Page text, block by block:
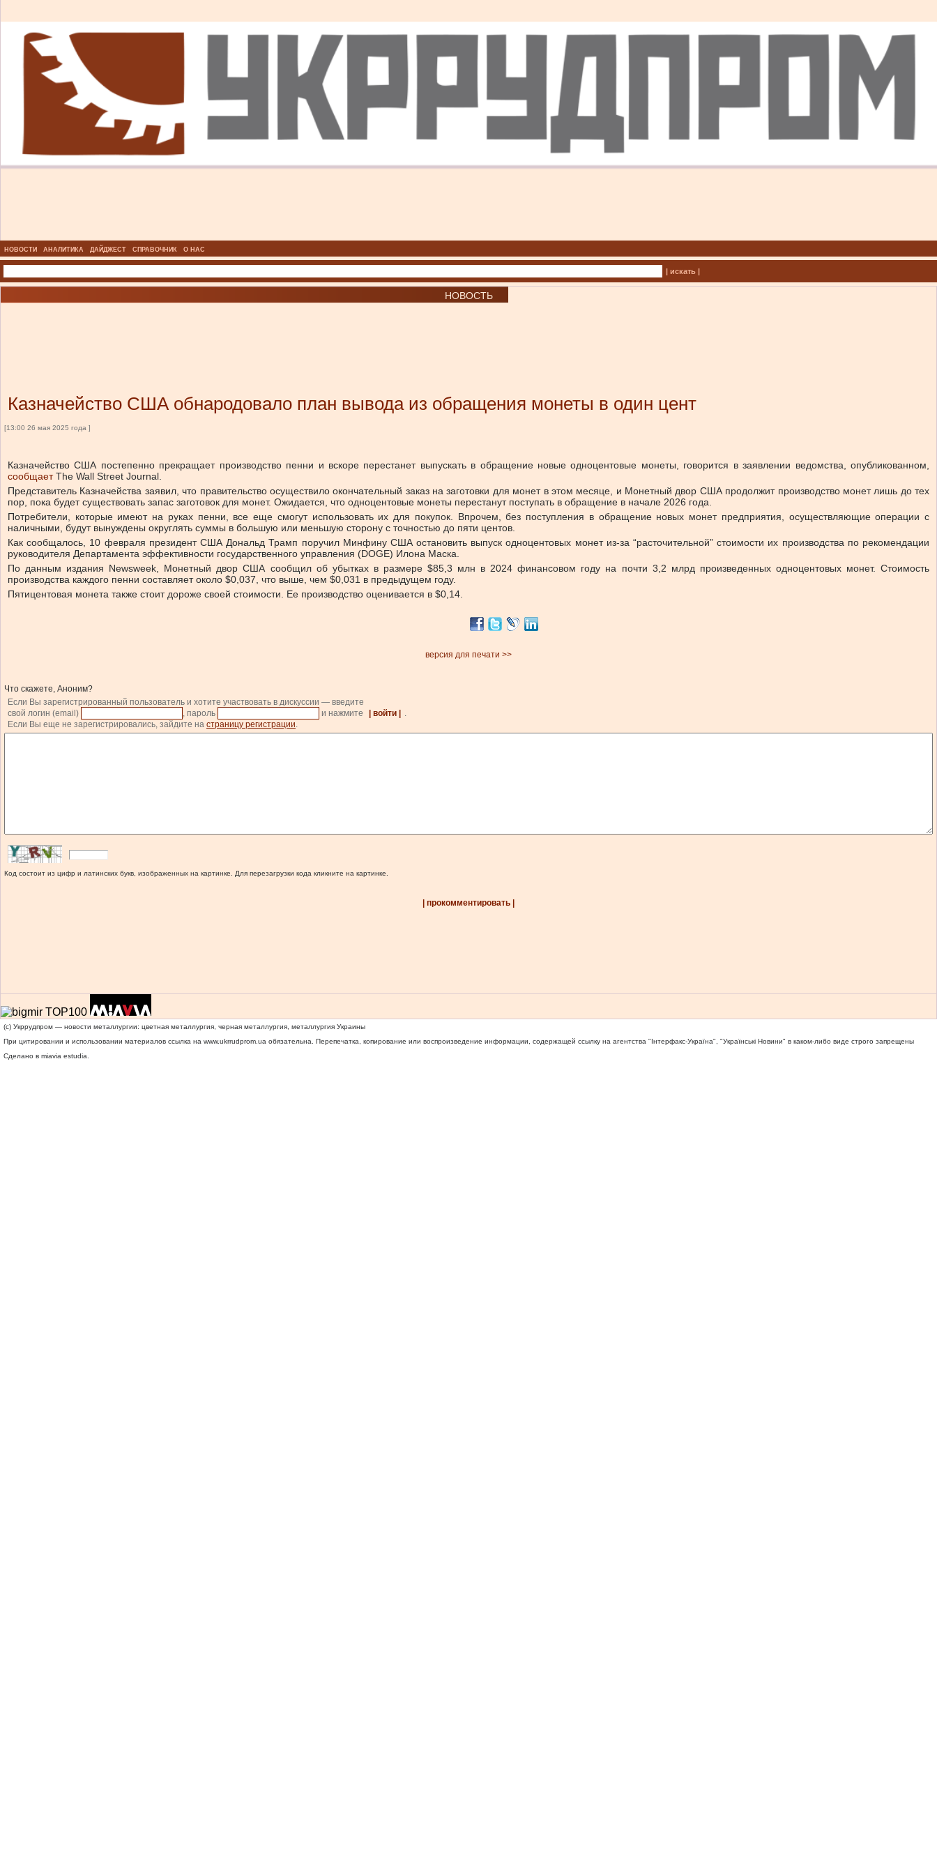
НОВОСТИ АНАЛИТИКА ДАЙДЖЕСТ СПРАВОЧНИК О НАС
| искать |
НОВОСТЬ
Казначейство США обнародовало план вывода из обращения монеты в один цент
[13:00 26 мая 2025 года ]
Казначейство США постепенно прекращает производство пенни и вскоре перестанет выпускать в обращение новые одноцентовые монеты, говорится в заявлении ведомства, опубликованном,
сообщаетThe Wall Street Journal.
Представитель Казначейства заявил, что правительство осуществило окончательный заказ на заготовки для монет в этом месяце, и Монетный двор США продолжит производство монет лишь до тех
пор, пока будет существовать запас заготовок для монет. Ожидается, что одноцентовые монеты перестанут поступать в обращение в начале 2026 года.
Потребители, которые имеют на руках пенни, все еще смогут использовать их для покупок. Впрочем, без поступления в обращение новых монет предприятия, осуществляющие операции с
наличными, будут вынуждены округлять суммы в большую или меньшую сторону с точностью до пяти центов.
Как сообщалось, 10 февраля президент США Дональд Трамп поручил Минфину США остановить выпуск одноцентовых монет из-за “расточительной” стоимости их производства по рекомендации
руководителя Департамента эффективности государственного управления (DOGE) Илона Маска.
По данным издания Newsweek, Монетный двор США сообщил об убытках в размере $85,3 млн в 2024 финансовом году на почти 3,2 млрд произведенных одноцентовых монет. Стоимость
производства каждого пенни составляет около $0,037, что выше, чем $0,031 в предыдущем году.
Пятицентовая монета также стоит дороже своей стоимости. Ее производство оценивается в $0,14.
версия для печати >>
Что скажете, Аноним?
Если Вы зарегистрированный пользователь и хотите участвовать в дискуссии — введите
свой логин (email)
, пароль и нажмите | войти |
.
Если Вы еще не зарегистрировались, зайдите на страницу регистрации.
Код состоит из цифр и латинских букв, изображенных на картинке. Для перезагрузки кода кликните на картинке.
| прокомментировать |
(c) Укррудпром — новости металлургии: цветная металлургия, черная металлургия, металлургия Украины
При цитировании и использовании материалов ссылка на www.ukrrudprom.ua обязательна. Перепечатка, копирование или воспроизведение информации, содержащей ссылку на агентства "Iнтерфакс-Україна", "Українськi Новини" в каком-либо виде строго запрещены
Сделано в miavia estudia.